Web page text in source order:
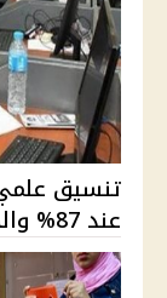
عند 87% والحاسبات 83% وأماكن بال...